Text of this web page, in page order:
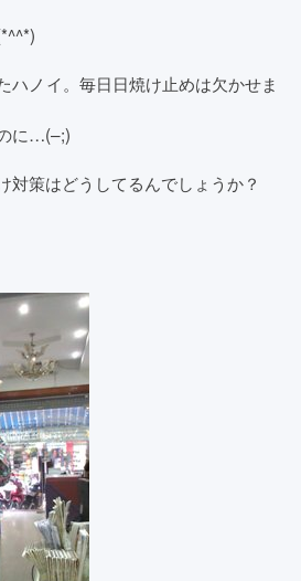
ハノイ。毎日日焼け止めは欠かせま
に…(–;)
対策はどうしてるんでしょうか？